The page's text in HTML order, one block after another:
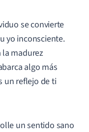
se convierte
yo inconsciente.
madurez
algo más
un reflejo de ti
un sentido sano